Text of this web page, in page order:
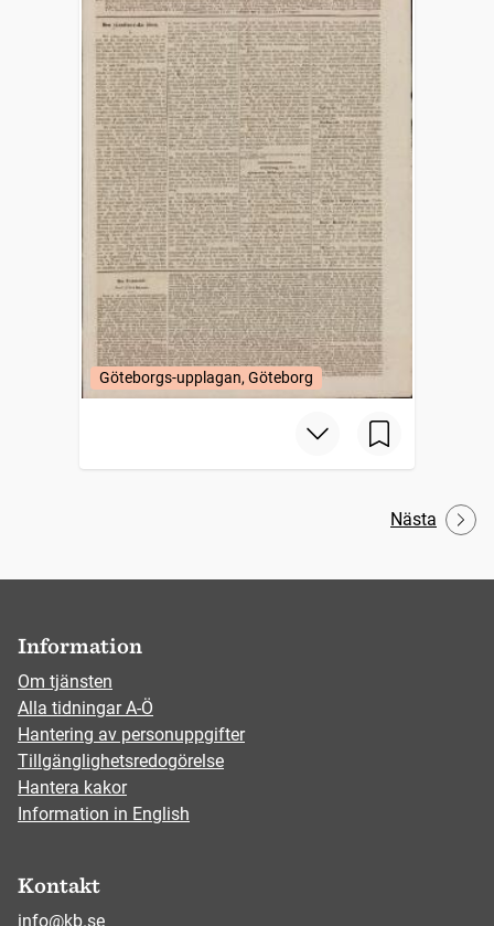
Göteborgs-upplagan, Göteborg
Nästa
Information
Om tjänsten
Alla tidningar A-Ö
Hantering av personuppgifter
Tillgänglighetsredogörelse
Hantera kakor
Information in English
Kontakt
info@kb.se